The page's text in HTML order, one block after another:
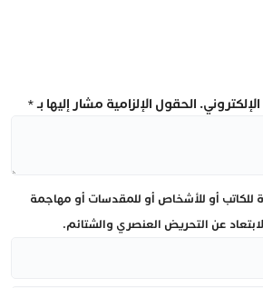
الحقول الإلزامية مشار إليها بـ*
للكاتب أو للأشخاص أو للمقدسات أو مهاجمة
عن التحريض العنصري والشتائم.